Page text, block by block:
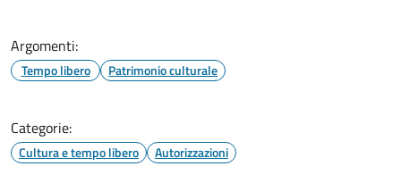
Argomenti:
Tempo libero Patrimonio culturale
Categorie:
Cultura e tempo libero Autorizzazioni